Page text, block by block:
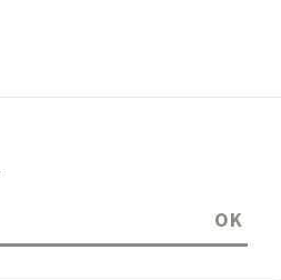
OK